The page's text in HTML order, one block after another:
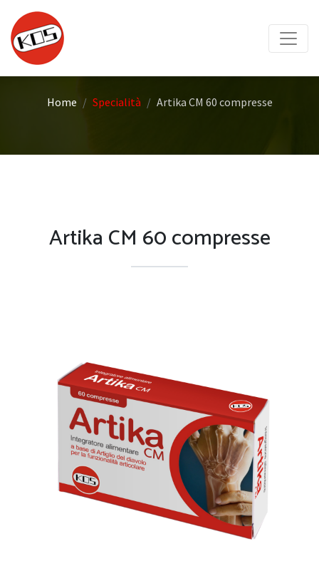
Home Specialità Artika CM 60 compresse
Artika CM 60 compresse